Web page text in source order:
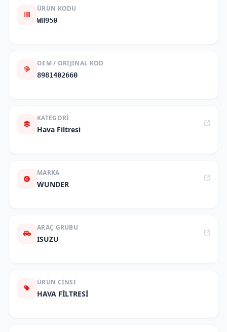
ÜRÜN KODU
WH950
OEM / ORIJINAL KOD
8981402660
KATEGORI
Hava Filtresi
MARKA
WUNDER
ARAÇ GRUBU
ISUZU
ÜRÜN CINSI
HAVA FİLTRESİ